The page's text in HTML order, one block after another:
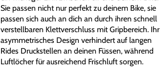
Sie passen nicht nur perfekt zu deinem Bike, sie
passen sich auch an dich an durch ihren schnell
verstellbaren Klettverschluss mit Gripbereich. Ihr
asymmetrisches Design verhindert auf langen
Rides Druckstellen an deinen Füssen, während
Luftlöcher für ausreichend Frischluft sorgen.